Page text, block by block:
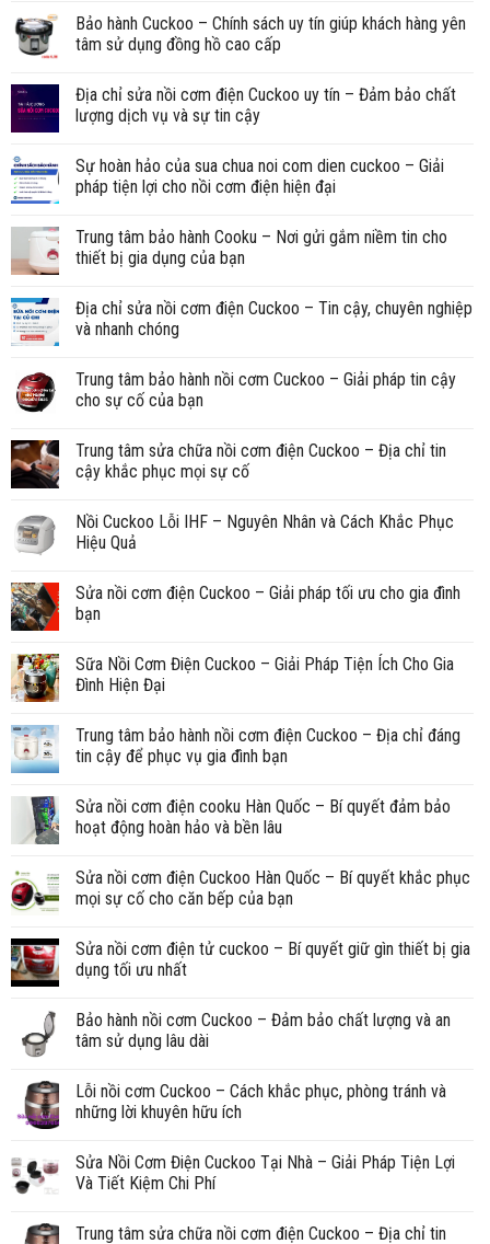
Bảo hành Cuckoo – Chính sách uy tín giúp khách hàng yên
tâm sử dụng đồng hồ cao cấp
Địa chỉ sửa nồi cơm điện Cuckoo uy tín – Đảm bảo chất
lượng dịch vụ và sự tin cậy
Sự hoàn hảo của sua chua noi com dien cuckoo – Giải
pháp tiện lợi cho nồi cơm điện hiện đại
Trung tâm bảo hành Cooku – Nơi gửi gắm niềm tin cho
thiết bị gia dụng của bạn
Địa chỉ sửa nồi cơm điện Cuckoo – Tin cậy, chuyên nghiệp
và nhanh chóng
Trung tâm bảo hành nồi cơm Cuckoo – Giải pháp tin cậy
cho sự cố của bạn
Trung tâm sửa chữa nồi cơm điện Cuckoo – Địa chỉ tin
cậy khắc phục mọi sự cố
Nồi Cuckoo Lỗi IHF – Nguyên Nhân và Cách Khắc Phục
Hiệu Quả
Sửa nồi cơm điện Cuckoo – Giải pháp tối ưu cho gia đình
bạn
Sữa Nồi Cơm Điện Cuckoo – Giải Pháp Tiện Ích Cho Gia
Đình Hiện Đại
Trung tâm bảo hành nồi cơm điện Cuckoo – Địa chỉ đáng
tin cậy để phục vụ gia đình bạn
Sửa nồi cơm điện cooku Hàn Quốc – Bí quyết đảm bảo
hoạt động hoàn hảo và bền lâu
Sửa nồi cơm điện Cuckoo Hàn Quốc – Bí quyết khắc phục
mọi sự cố cho căn bếp của bạn
Sửa nồi cơm điện tử cuckoo – Bí quyết giữ gìn thiết bị gia
dụng tối ưu nhất
Bảo hành nồi cơm Cuckoo – Đảm bảo chất lượng và an
tâm sử dụng lâu dài
Lỗi nồi cơm Cuckoo – Cách khắc phục, phòng tránh và
những lời khuyên hữu ích
Sửa Nồi Cơm Điện Cuckoo Tại Nhà – Giải Pháp Tiện Lợi
Và Tiết Kiệm Chi Phí
Trung tâm sửa chữa nồi cơm điện Cuckoo – Địa chỉ tin